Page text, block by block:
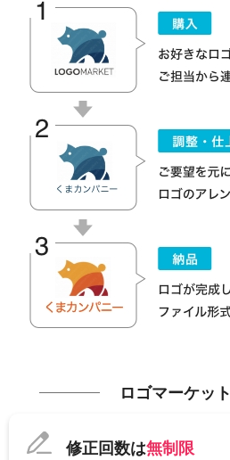
ロゴマーケッ
修正回数は無制限